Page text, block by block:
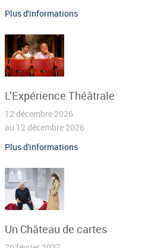
Plus d'informations
L’Expérience Théâtrale
12 décembre 2026
au 12 décembre 2026
Plus d'informations
Un Château de cartes